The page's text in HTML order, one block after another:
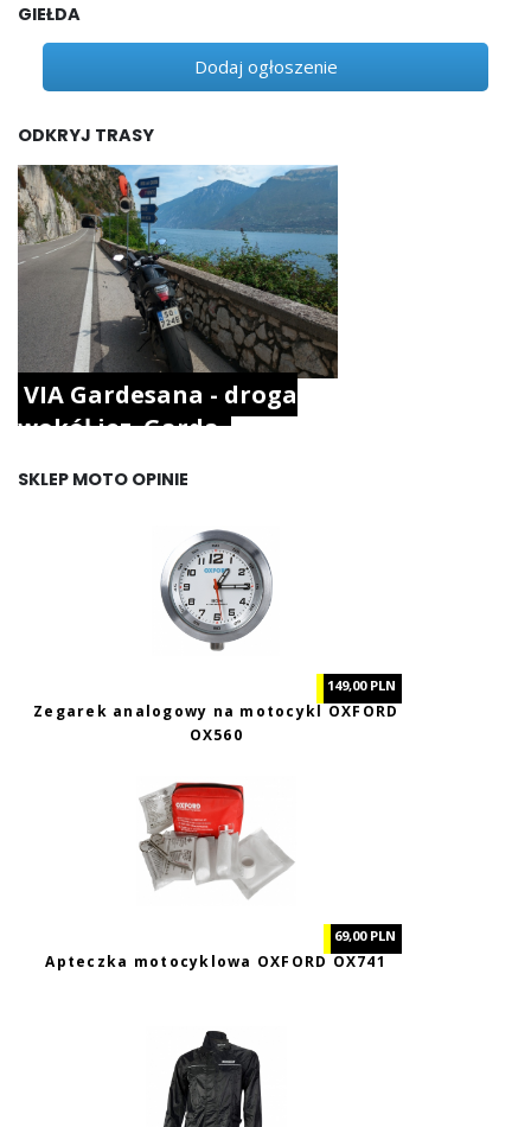
GIEŁDA
Dodaj ogłoszenie
ODKRYJ TRASY
VIA Gardesana - droga
wokół jez. Garda.
SKLEP MOTO OPINIE
149,00 PLN
Zegarek analogowy na motocykl OXFORD
OX560
69,00 PLN
Apteczka motocyklowa OXFORD OX741